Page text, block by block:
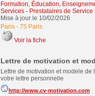
Formation, Éducation,
Services - Prestataires de Service
Mise à jour le 10/02/2026
Paris- 75 Paris
Voir la fiche
Lettre de motivation et
Lettre de motivation et modele
votre lettre personnelle
http://www.cv-motivation.com